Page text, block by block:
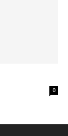
0